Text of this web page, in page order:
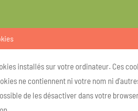
installés sur votre ordinateur. Ces
ne contiennent ni votre nom ni
de les désactiver dans votre